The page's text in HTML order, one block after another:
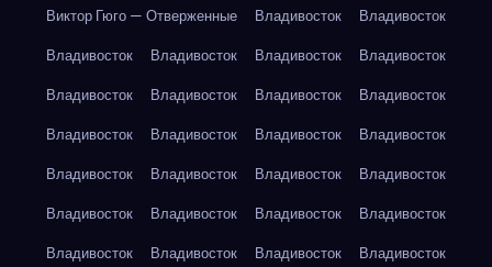
Виктор Гюго — Отверженные
Владивосток
Владивосток
Владивосток
Владивосток Владивосток
Владивосток
Владивосток
Владивосток Владивосток
Владивосток
Владивосток
Владивосток Владивосток
Владивосток
Владивосток
Владивосток Владивосток
Владивосток
Владивосток
Владивосток Владивосток
Владивосток
Владивосток
Владивосток Владивосток
Владивосток